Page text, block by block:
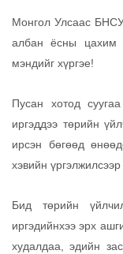
Монгол Улсаас
албан ёсны цахим
мэндийг хүргэе!
Пусан хотод
иргэддээ төрийн
ирсэн бөгөөд
хэвийн
Бид төрийн
иргэдийнхээ эрх
худалдаа, эдийн